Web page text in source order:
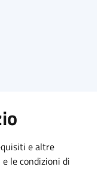
e altre
le condizioni di